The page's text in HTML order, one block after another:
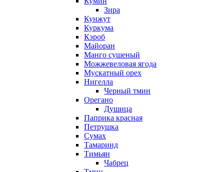
Зира
Кунжут
Куркума
Кэроб
Майоран
Манго сушеный
Можжевеловая ягода
Мускатный орех
Нигелла
Черный тмин
Орегано
Душица
Паприка красная
Петрушка
Сумах
Тамаринд
Тимьян
Чабрец